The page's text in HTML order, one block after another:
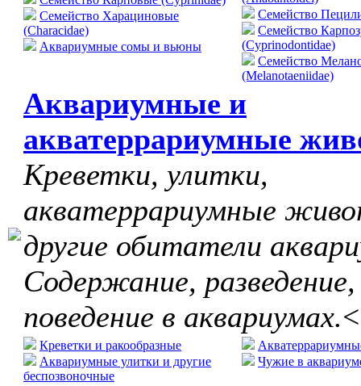
Семейство Харациновые
(Characidae)
Аквариумные сомы и вьюны
Cемейство
Семейство
(Cyprinodontidae)
Семейство
(Melanotaeniidae)
Аквариумные и
акватеррариумные
Креветки, улитки,
акватеррариумные
другие обитатели
Содержание, разведение,
поведение в аквариумах.<
Креветки и ракообразные
Аквариумные улитки и другие
беспозвоночные
Чужие в